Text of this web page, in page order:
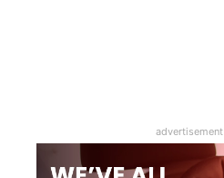
advertisement